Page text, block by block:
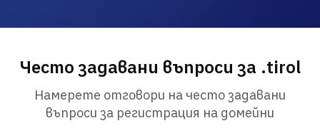
Често задавани въпроси за .tirol
Намерете отговори на често задавани
въпроси за регистрация на домейни